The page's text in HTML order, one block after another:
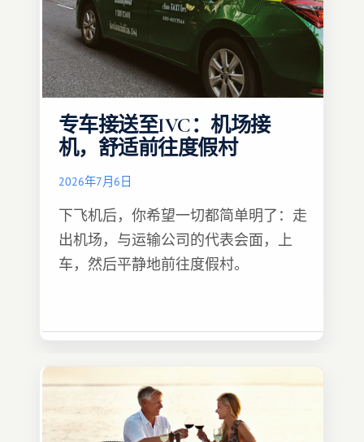
专车接送至IVC：机场接
机，舒适前往度假村
2026年7月6日
下飞机后，你希望一切都简单明了：走
出机场，与运输公司的代表会面，上
车，然后平静地前往度假村。